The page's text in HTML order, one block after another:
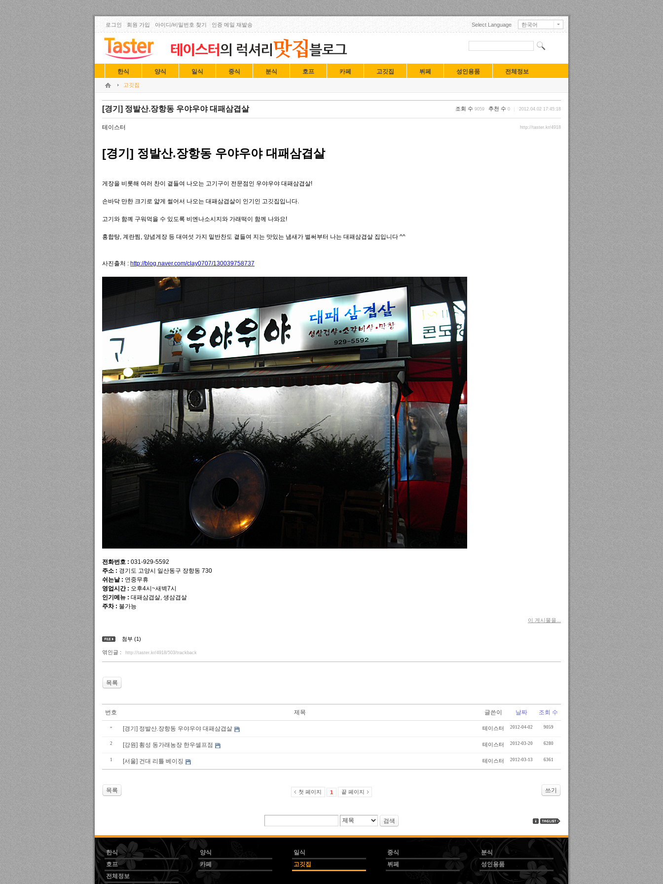
로그인 회원 가입 아이디/비밀번호 찾기 인증 메일 재발송 Select Language
한국어
English
日本語
中文(中国)
Français
Deutsch
한식 양식 일식 중식 분식 호프 카페 고깃집 뷔페 성인용품 전체정보
고깃집
[경기] 정발산.장항동 우야우야 대패삼겹살 조회 수 9059 추천 수 0 2012.04.02 17:45:18
테이스터 http://taster.kr/4918
[경기] 정발산.장항동 우야우야 대패삼겹살
게장을 비롯해 여러 찬이 곁들여 나오는 고기구이 전문점인 우야우야 대패삼겹살!
손바닥 만한 크기로 얇게 썰어서 나오는 대패삼겹살이 인기인 고깃집입니다.
고기와 함꼐 구워먹을 수 있도록 비엔나소시지와 가래떡이 함께 나와요!
홍합탕, 계란찜, 양념게장 등 대여섯 가지 밑반찬도 곁들여 지는 맛있는 냄새가 벌써부터 나는 대패삼겹살 집입니다 ^^
사진출처 : http://blog.naver.com/clay0707/130039758737
전화번호 : 031-929-5592
주소 : 경기도 고양시 일산동구 장항동 730
쉬는날 : 연중무휴
영업시간 : 오후4시~새벽7시
인기메뉴 : 대패삼겹살, 생삼겹살
주차 : 불가능
이 게시물을...
첨부 (1)
엮인글 : http://taster.kr/4918/503/trackback
목록
번호 제목 글쓴이 날짜 조회 수
» [경기] 정발산.장항동 우야우야 대패삼겹살 테이스터 2012-04-02 9059
2 [강원] 횡성 동가래농장 한우셀프점 테이스터 2012-03-20 6280
1 [서울] 건대 리틀 베이징 테이스터 2012-03-13 6361
목록 쓰기
첫 페이지 1 끝 페이지
검색
한식 양식 일식 중식
분식
호프
카페 고깃집 뷔페
성인용품
전체정보